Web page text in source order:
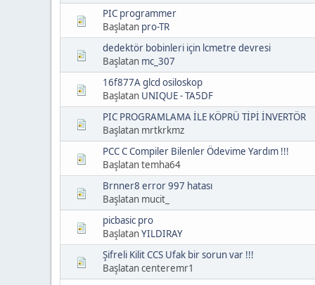
PIC programmer
Başlatan pro-TR
dedektör bobinleri için lcmetre devresi
Başlatan mc_307
16f877A glcd osiloskop
Başlatan UNIQUE - TA5DF
PIC PROGRAMLAMA İLE KÖPRÜ TİPİ İNVERTÖR
Başlatan mrtkrkmz
PCC C Compiler Bilenler Ödevime Yardım !!!
Başlatan temha64
Brnner8 error 997 hatası
Başlatan mucit_
picbasic pro
BaşlatanYILDIRAY
Şifreli Kilit CCS Ufak bir sorun var !!!
Başlatan centeremr1